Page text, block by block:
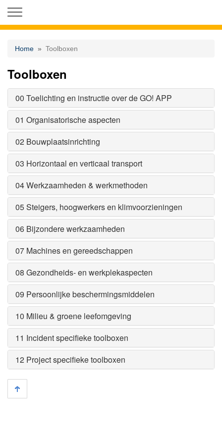
Home Toolboxen
Toolboxen
00 Toelichting en instructie over de GO! APP
01 Organisatorische aspecten
02 Bouwplaatsinrichting
03 Horizontaal en verticaal transport
04 Werkzaamheden & werkmethoden
05 Steigers, hoogwerkers en klimvoorzieningen
06 Bijzondere werkzaamheden
07 Machines en gereedschappen
08 Gezondheids- en werkplekaspecten
09 Persoonlijke beschermingsmiddelen
10 Milieu & groene leefomgeving
11 Incident specifieke toolboxen
12 Project specifieke toolboxen